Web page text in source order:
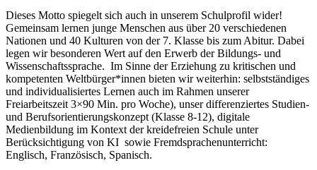
Dieses Motto spiegelt sich auch in unserem Schulprofil wider!
Gemeinsam lernen junge Menschen aus über 20 verschiedenen
Nationen und 40 Kulturen von der 7. Klasse bis zum Abitur. Dabei
legen wir besonderen Wert auf den Erwerb der Bildungs- und
Wissenschaftssprache. Im Sinne der Erziehung zu kritischen und
kompetenten Weltbürger*innen bieten wir weiterhin: selbstständiges
und individualisiertes Lernen auch im Rahmen unserer
Freiarbeitszeit 3×90 Min. pro Woche), unser differenziertes Studien-
und Berufsorientierungskonzept (Klasse 8-12), digitale
Medienbildung im Kontext der kreidefreien Schule unter
Berücksichtigung von KI sowie Fremdsprachenunterricht:
Englisch, Französisch, Spanisch.